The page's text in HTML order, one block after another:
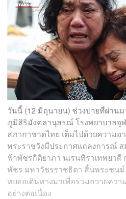
วันนี้ (12 มิถุนายน) ช่วงบ่ายที่ผ่าน
ภูมิสิริมังคลานุสรณ์ โรงพยาบาลจุ
สภากาชาดไทย เต็มไปด้วยความอ
พระราชวังมีประกาศแถลงการณ์ ส
ฟ้าพัชรกิติยาภา นเรนทิราเทพยว
พัชร มหาวัชรราชธิดา สิ้นพระชน
ทยอยเดินทางมาเพื่อร่วมถวายคว
อย่างต่อเนื่อง